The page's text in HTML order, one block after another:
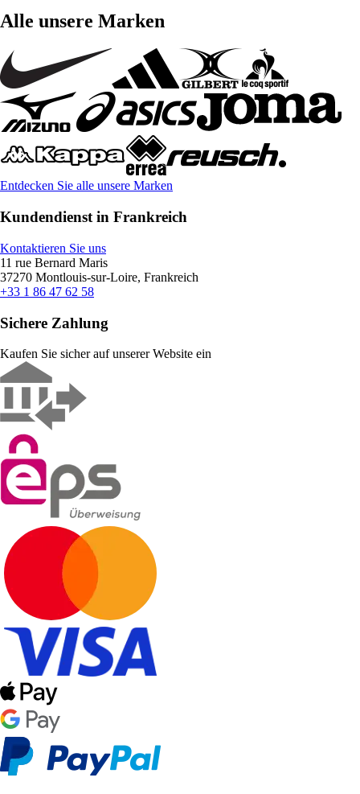
Alle unsere Marken
Entdecken Sie alle unsere Marken
Kundendienst in Frankreich
Kontaktieren Sie uns
11 rue Bernard Maris
37270 Montlouis-sur-Loire, Frankreich
+33 1 86 47 62 58
Sichere Zahlung
Kaufen Sie sicher auf unserer Website ein